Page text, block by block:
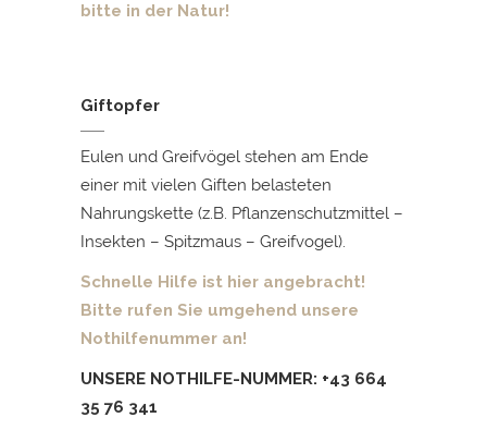
bitte in der Natur!
Giftopfer
Eulen und Greifvögel stehen am Ende
einer mit vielen Giften belasteten
Nahrungskette (z.B. Pflanzenschutzmittel –
Insekten – Spitzmaus – Greifvogel).
Schnelle Hilfe ist hier angebracht!
Bitte rufen Sie umgehend unsere
Nothilfenummer an!
UNSERE NOTHILFE-NUMMER: +43 664
35 76 341